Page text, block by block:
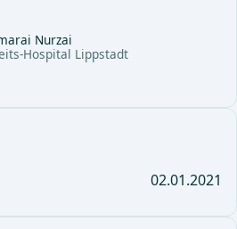
Nurzai
Hospital Lippstadt
02.01.2021